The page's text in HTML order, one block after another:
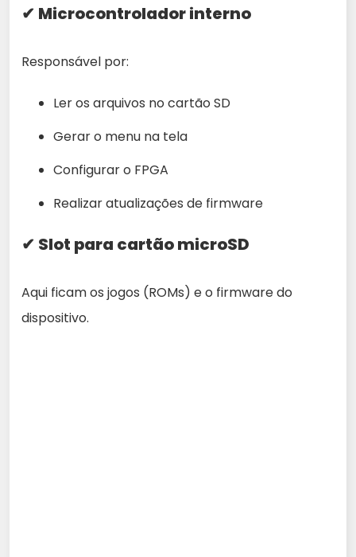
✔ Microcontrolador interno
Responsável por:
Ler os arquivos no cartão SD
Gerar o menu na tela
Configurar o FPGA
Realizar atualizações de firmware
✔ Slot para cartão microSD
Aqui ficam os jogos (ROMs) e o firmware do
dispositivo.